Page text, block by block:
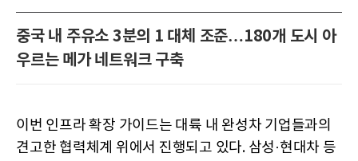
중국 내 주유소 3분의 1 대체 조준…180개 도시 아
우르는 메가 네트워크 구축
이번 인프라 확장 가이드는 대륙 내 완성차 기업들과의
견고한 협력체계 위에서 진행되고 있다. 삼성·현대차 등